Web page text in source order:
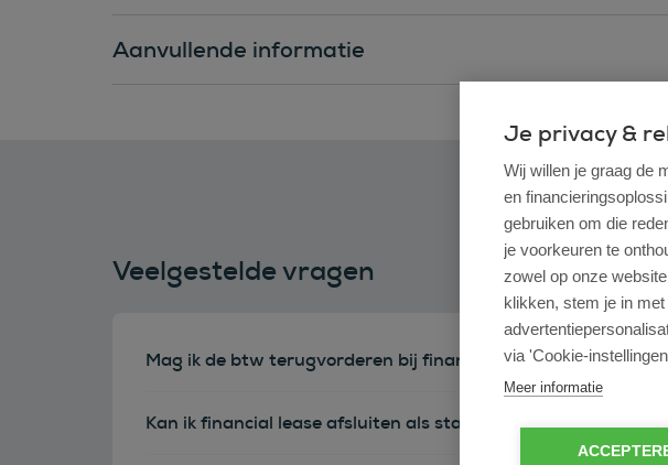
Aanvullende informatie
Veelgestelde vragen
Mag ik de btw terugvorderen bij financial lease?
Kan ik financial lease afsluiten als startende ondernemer?
Je privacy &
Wij willen je graag de
en
gebruiken om die
je voorkeuren te
zowel op onze
klikken, stem je in
via 'Cookie-
Meer informatie